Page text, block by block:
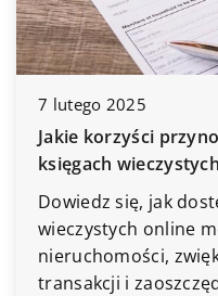
7 lutego 2025
Jakie korzyści
księgach
Dowiedz się, jak
wieczystych online
nieruchomości,
transakcji i